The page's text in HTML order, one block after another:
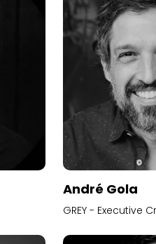
André Gola
GREY - Executive